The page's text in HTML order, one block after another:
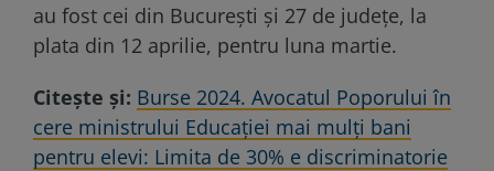
au fost cei din București și 27 de județe, la
plata din 12 aprilie, pentru luna martie.
Citește și: Burse 2024. Avocatul Poporului în
cere ministrului Educaţiei mai mulţi bani
pentru elevi: Limita de 30% e discriminatorie